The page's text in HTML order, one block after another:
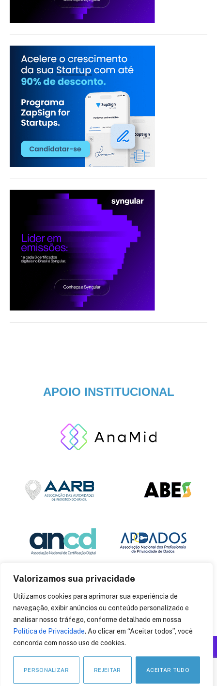
Valorizamos sua privacidade
Utilizamos cookies para aprimorar sua experiência de
navegação, exibir anúncios ou conteúdo personalizado e
analisar nosso tráfego, conforme detalhado em nossa
Política de Privacidade. Ao clicar em “Aceitar todos”, você
concorda com nosso uso de cookies.
PERSONALIZAR REJEITAR ACEITAR TUDO
APOIO INSTITUCIONAL
© 2014CryptoID. Todos os direitos reservados.
LinkedIn
Facebook
Instagram
X